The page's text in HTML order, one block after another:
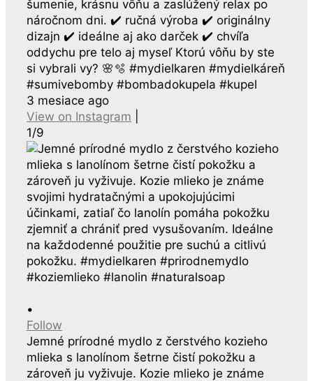
šumenie, krásnu vôňu a zaslúžený relax po
náročnom dni. ✔️ ručná výroba ✔️ originálny
dizajn ✔️ ideálne aj ako darček ✔️ chvíľa
oddychu pre telo aj myseľ Ktorú vôňu by ste
si vybrali vy? 🌸🫧 #mydielkaren #mydielkáreň
#sumivebomby #bombadokupela #kupel
3 mesiace ago
View on Instagram
1/9
•
Follow
Jemné prírodné mydlo z čerstvého kozieho
mlieka s lanolínom šetrne čistí pokožku a
zároveň ju vyživuje. Kozie mlieko je známe